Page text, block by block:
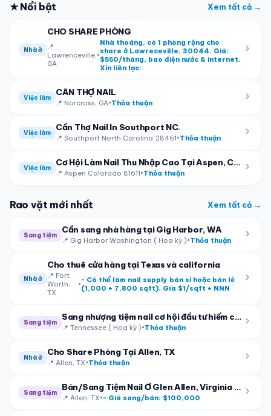
★ Nổi bật Xem tất cả →
Nhà ở
CHO SHARE PHÒNG
📍
Lawrenceville,
GA
•
Nhà thoáng, có 1 phòng rộng cho
share ở Lawreceville, 30044. Giá:
$550/tháng, bao điện nước & internet.
Xin liên lạc:
Việc làm CẦN THỢ NAIL
📍 Norcross, GA•Thỏa thuận
Việc làm Cần Thợ Nail In Southport NC.
📍 Southport North Carolina 28461•Thỏa thuận
Việc làm Cơ Hội Làm Nail Thu Nhập Cao Tại Aspen, Colorado – Mùa Cao Điểm
📍 Aspen Colorado 81611•Thỏa thuận
Rao vặt mới nhất Xem tất cả →
Sang tiệm Cần sang nhà hàng tại Gig Harbor, WA
📍 Gig Harbor Washington ( Hoa kỳ )•Thỏa thuận
Nhà ở
Cho thuê cửa hàng tại Texas và california
📍 Fort
Worth,
TX
•- Có thể làm nail supply bán sỉ hoặc bán lẻ
(1,000 + 7,800 sqft). Gía $1/sqft + NNN
Sang tiệm Sang nhượng tiệm nail cơ hội đầu tư hiếm có tại Nolensville, Tennessee
📍 Tennessee ( Hoa kỳ )•Thỏa thuận
Nhà ở Cho Share Phòng Tại Allen, TX
📍 Allen, TX•Thỏa thuận
Sang tiệm Bán/Sang Tiệm Nail Ở Glen Allen, Virginia – 7 bàn, 8 ghế
📍 Allen, TX•- Giá sang/bán: $100,000